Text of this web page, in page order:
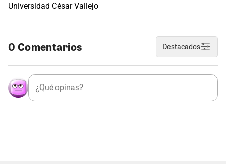
Universidad César Vallejo
0 Comentarios Destacados